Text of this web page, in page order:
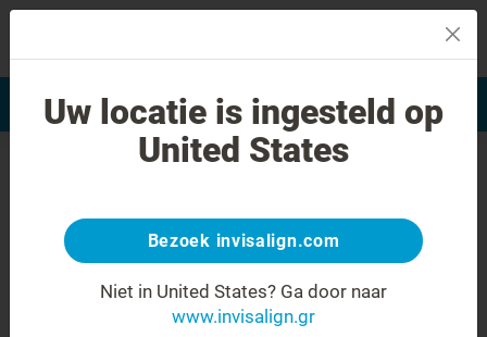
Αξιολόγηση χαμόγελου Εύρεση Ιατρού Invisalign
Σφάλμα 404
Γυρίστε την έκφραση προσώπου
ανάποδα
Αυτή η σελίδα δεν είναι διαθέσιμη, αλλά
Uw locatie is ingesteld op
United States
Bezoek invisalign.com
Niet in United States? Ga door naar
www.invisalign.gr